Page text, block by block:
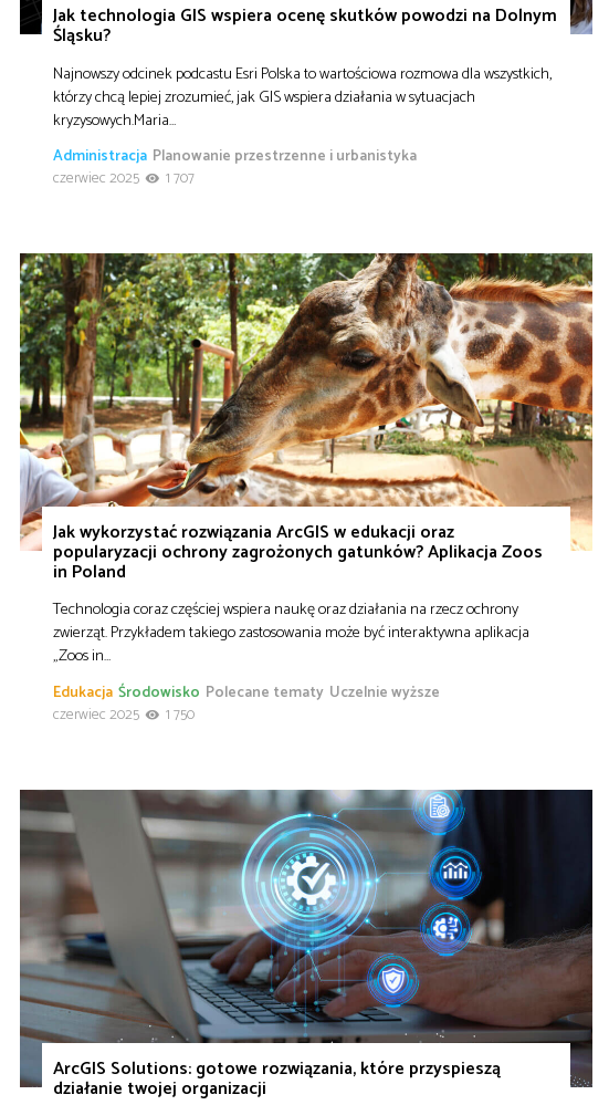
Jak technologia GIS wspiera ocenę skutków powodzi na Dolnym
Śląsku?
Najnowszy odcinek podcastu Esri Polska to wartościowa rozmowa dla wszystkich,
którzy chcą lepiej zrozumieć, jak GIS wspiera działania w sytuacjach
kryzysowych.Maria…
Administracja Planowanie przestrzenne i urbanistyka
czerwiec 2025
1 707
Jak wykorzystać rozwiązania ArcGIS w edukacji oraz
popularyzacji ochrony zagrożonych gatunków? Aplikacja Zoos
in Poland
Technologia coraz częściej wspiera naukę oraz działania na rzecz ochrony
zwierząt. Przykładem takiego zastosowania może być interaktywna aplikacja
„Zoos in…
Edukacja Polecane tematy
Środowisko
Uczelnie wyższe
czerwiec 2025
1 750
ArcGIS Solutions: gotowe rozwiązania, które przyspieszą
działanie twojej organizacji